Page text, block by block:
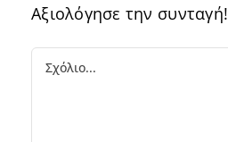
Αξιολόγησε την συνταγή!
Comment